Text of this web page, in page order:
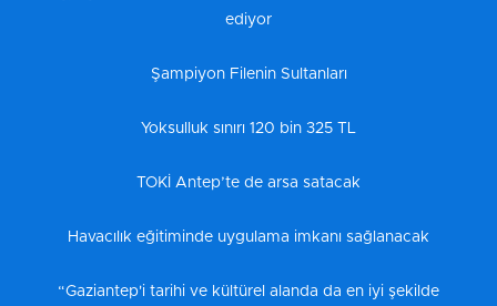
ediyor
Şampiyon Filenin Sultanları
Yoksulluk sınırı 120 bin 325 TL
TOKİ Antep’te de arsa satacak
Havacılık eğitiminde uygulama imkanı sağlanacak
“Gaziantep'i tarihi ve kültürel alanda da en iyi şekilde